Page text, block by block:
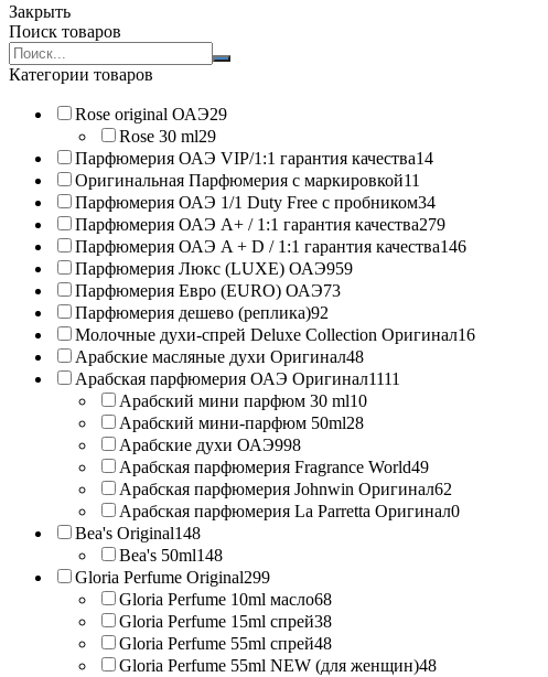
Закрыть
Поиск товаров
Search
products:
Категории товаров
Rose original ОАЭ29
Rose 30 ml29
Парфюмерия ОАЭ VIP/1:1 гарантия качества14
Оригинальная Парфюмерия с маркировкой11
Парфюмерия ОАЭ 1/1 Duty Free с пробником34
Парфюмерия ОАЭ A+ / 1:1 гарантия качества279
Парфюмерия ОАЭ A + D / 1:1 гарантия качества146
Парфюмерия Люкс (LUXE) ОАЭ959
Парфюмерия Евро (EURO) ОАЭ73
Парфюмерия дешево (реплика)92
Молочные духи-спрей Deluxe Collection Оригинал16
Арабские масляные духи Оригинал48
Арабская парфюмерия ОАЭ Оригинал1111
Арабский мини парфюм 30 ml10
Арабский мини-парфюм 50ml28
Арабские духи ОАЭ998
Арабская парфюмерия Fragrance World49
Арабская парфюмерия Johnwin Оригинал62
Арабская парфюмерия La Parretta Оригинал0
Bea's Original148
Bea's 50ml148
Gloria Perfume Original299
Gloria Perfume 10ml масло68
Gloria Perfume 15ml спрей38
Gloria Perfume 55ml спрей48
Gloria Perfume 55ml NEW (для женщин)48